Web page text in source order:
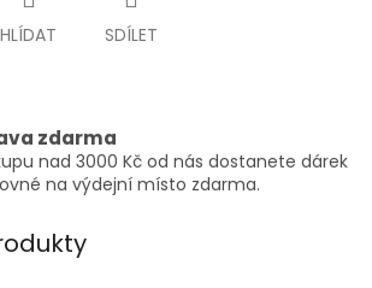
HLÍDAT SDÍLET
zdarma
nad 3000 Kč od nás dostanete dárek
na výdejní místo zdarma.